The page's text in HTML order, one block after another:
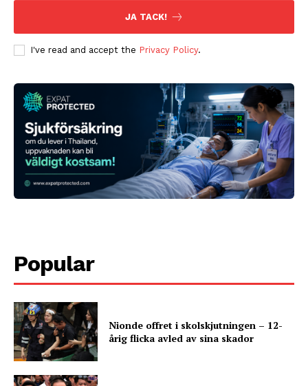
JA TACK!
I've read and accept the Privacy Policy.
Popular
Nionde offret i skolskjutningen – 12-
årig flicka avled av sina skador